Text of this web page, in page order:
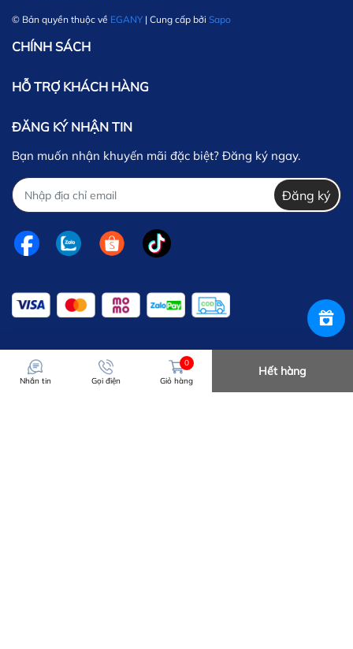
© Bản quyền thuộc về EGANY | Cung cấp bởi Sapo
CHÍNH SÁCH
HỖ TRỢ KHÁCH HÀNG
ĐĂNG KÝ NHẬN TIN
Bạn muốn nhận khuyến mãi đặc biệt? Đăng ký ngay.
Đăng ký
Nhắn tin Gọi điện
0
Giỏ hàng
Hết hàng